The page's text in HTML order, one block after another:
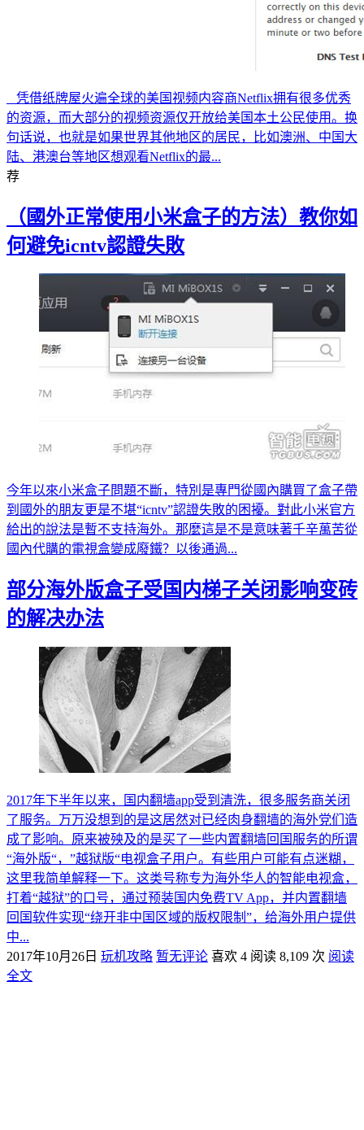
凭借纸牌屋火遍全球的美国视频内容商Netflix拥有很多优秀
的资源，而大部分的视频资源仅开放给美国本土公民使用。换
句话说，也就是如果世界其他地区的居民，比如澳洲、中国大
陆、港澳台等地区想观看Netflix的最...
荐
（國外正常使用小米盒子的方法）教你如
何避免icntv認證失敗
今年以來小米盒子問題不斷，特別是專門從國內購買了盒子帶
到國外的朋友更是不堪“icntv”認證失敗的困擾。對此小米官方
給出的說法是暫不支持海外。那麼這是不是意味著千辛萬苦從
國內代購的電視盒變成廢鐵？以後通過...
部分海外版盒子受国内梯子关闭影响变砖
的解决办法
2017年下半年以来，国内翻墙app受到清洗，很多服务商关闭
了服务。万万没想到的是这居然对已经肉身翻墙的海外党们造
成了影响。原来被殃及的是买了一些内置翻墙回国服务的所谓
“海外版“，”越狱版“电视盒子用户。有些用户可能有点迷糊，
这里我简单解释一下。这类号称专为海外华人的智能电视盒，
打着“越狱”的口号，通过预装国内免费TV App，并内置翻墙
回国软件实现“绕开非中国区域的版权限制”，给海外用户提供
中...
2017年10月26日 玩机攻略 暂无评论 喜欢 4 阅读 8,109 次 阅读
全文